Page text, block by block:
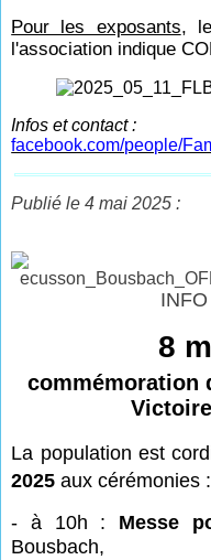
Pour les exposants,
l'association indique
Infos et contact :
facebook.com/people/
Publié le 4 mai 2025 :
8
commémoration
La population est
2025 aux cérémonies :
- à 10h : Messe
Bousbach,